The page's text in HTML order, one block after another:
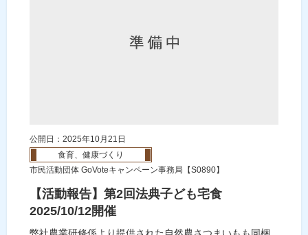
公開日：2025年10月21日
食育、健康づくり
市民活動団体 GoVoteキャンペーン事務局【S0890】
【活動報告】第2回法典子ども宅食
2025/10/12開催